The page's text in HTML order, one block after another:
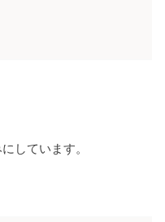
しています。